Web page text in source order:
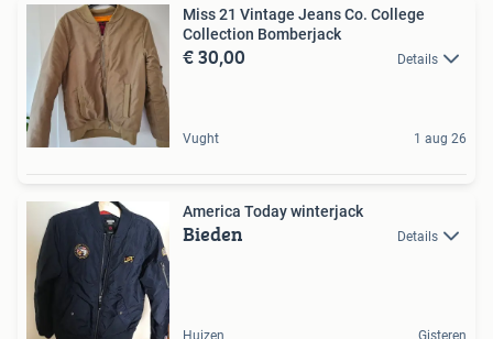
Miss 21 Vintage Jeans Co. College
Collection Bomberjack
€ 30,00 Details
Vught 1 aug 26
America Today winterjack
Bieden Details
Huizen Gisteren